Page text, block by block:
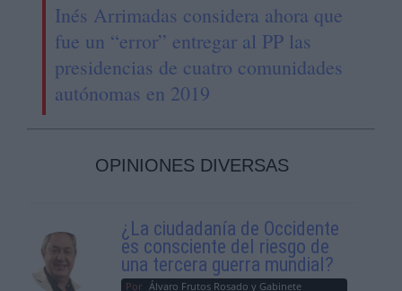
Inés Arrimadas considera ahora que
fue un “error” entregar al PP las
presidencias de cuatro comunidades
autónomas en 2019
OPINIONES DIVERSAS
¿La ciudadanía de Occidente
es consciente del riesgo de
una tercera guerra mundial?
Por Álvaro Frutos Rosado y Gabinete